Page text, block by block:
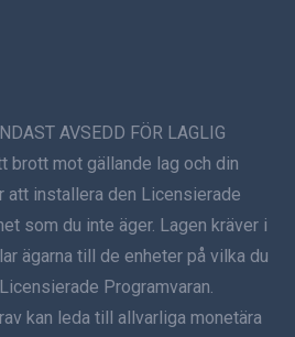
AVSEDD FÖR LAGLIG
brott mot gällande lag och din
att installera den Licensierade
som du inte äger. Lagen kräver i
ägarna till de enheter på vilka du
Programvaran.
kan leda till allvarliga monetära